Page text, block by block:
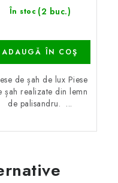
În stoc (2 buc.)
ADAUGĂ ÎN COŞ
de șah de lux Piese
șah realizate din lemn
de palisandru. ...